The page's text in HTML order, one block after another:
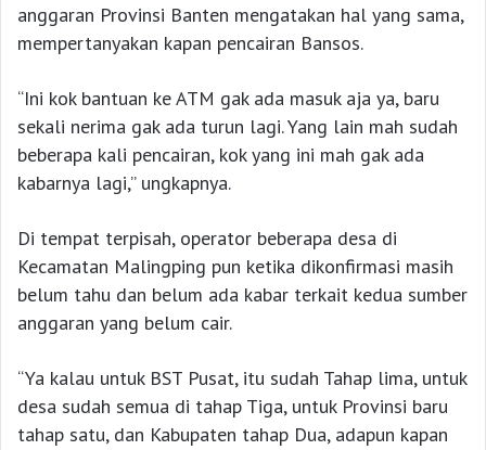
anggaran Provinsi Banten mengatakan hal yang sama,
mempertanyakan kapan pencairan Bansos.
“Ini kok bantuan ke ATM gak ada masuk aja ya, baru
sekali nerima gak ada turun lagi. Yang lain mah sudah
beberapa kali pencairan, kok yang ini mah gak ada
kabarnya lagi,” ungkapnya.
Di tempat terpisah, operator beberapa desa di
Kecamatan Malingping pun ketika dikonfirmasi masih
belum tahu dan belum ada kabar terkait kedua sumber
anggaran yang belum cair.
“Ya kalau untuk BST Pusat, itu sudah Tahap lima, untuk
desa sudah semua di tahap Tiga, untuk Provinsi baru
tahap satu, dan Kabupaten tahap Dua, adapun kapan